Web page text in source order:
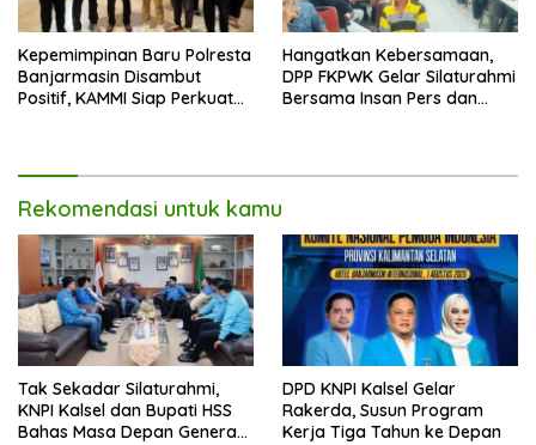
Kepemimpinan Baru Polresta
Banjarmasin Disambut
Positif, KAMMI Siap Perkuat
Hangatkan Kebersamaan,
DPP FKPWK Gelar Silaturahmi
Bersama Insan Pers dan
Rekomendasi untuk kamu
Tak Sekadar Silaturahmi,
KNPI Kalsel dan Bupati HSS
Bahas Masa Depan Generasi
DPD KNPI Kalsel Gelar
Rakerda, Susun Program
Kerja Tiga Tahun ke Depan